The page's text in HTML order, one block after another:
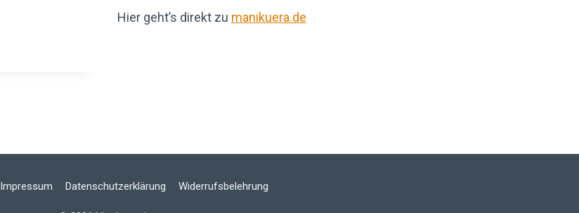
Hier geht’s direkt zu manikuera.de
Impressum Datenschutzerklärung Widerrufsbelehrung